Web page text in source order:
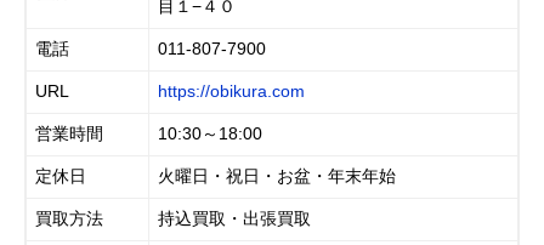
目１−４０
電話 011-807-7900
URL https://obikura.com
営業時間 10:30～18:00
定休日 火曜日・祝日・お盆・年末年始
買取方法 持込買取・出張買取